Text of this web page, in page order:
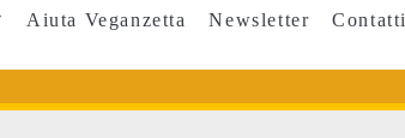
Aiuta Veganzetta Newsletter Contatti